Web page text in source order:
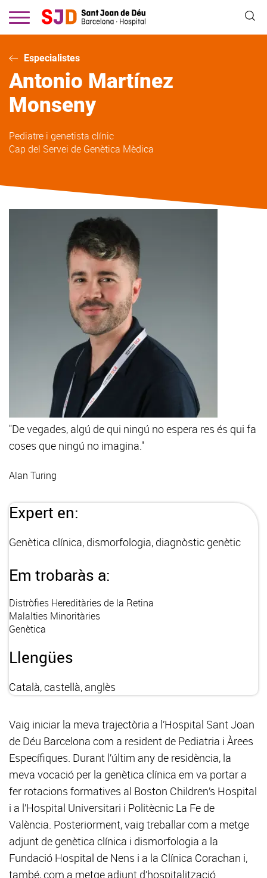
contingut
Especialistes
Antonio Martínez
Monseny
Pediatre i genetista clínic
Cap del Servei de Genètica Mèdica
"De vegades, algú de qui ningú no espera res és qui fa
coses que ningú no imagina."
Alan Turing
Expert en:
Genètica clínica, dismorfologia, diagnòstic genètic
Em trobaràs a:
Distròfies Hereditàries de la Retina
Malalties Minoritàries
Genètica
Llengües
Català, castellà, anglès
Vaig iniciar la meva trajectòria a l’Hospital Sant Joan
de Déu Barcelona com a resident de Pediatria i Àrees
Específiques. Durant l’últim any de residència, la
meva vocació per la genètica clínica em va portar a
fer rotacions formatives al Boston Children’s Hospital
i a l’Hospital Universitari i Politècnic La Fe de
València. Posteriorment, vaig treballar com a metge
adjunt de genètica clínica i dismorfologia a la
Fundació Hospital de Nens i a la Clínica Corachan i,
també, com a metge adjunt d’hospitalització